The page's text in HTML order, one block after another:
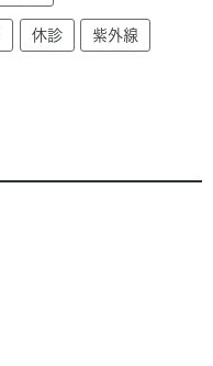
休診 紫外線